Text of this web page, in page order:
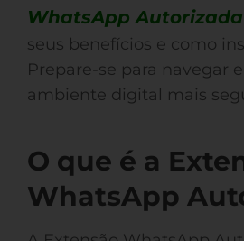
WhatsApp
seus benefícios e como
Prepare-se para navegar
ambiente digital mais
O que é a
WhatsApp